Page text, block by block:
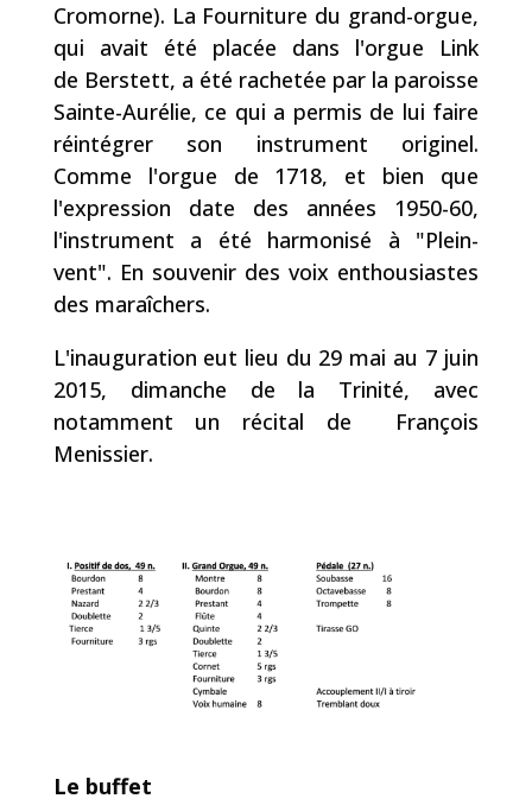
Cromorne). La Fourniture du grand-orgue,
qui avait été placée dans l'orgue Link
de Berstett, a été rachetée par la paroisse
Sainte-Aurélie, ce qui a permis de lui faire
réintégrer son instrument originel.
Comme l'orgue de 1718, et bien que
l'expression date des années 1950-60,
l'instrument a été harmonisé à "Plein-
vent". En souvenir des voix enthousiastes
des maraîchers.
L'inauguration eut lieu du 29 mai au 7 juin
2015, dimanche de la Trinité, avec
notamment un récital de François
Menissier.
Le buffet